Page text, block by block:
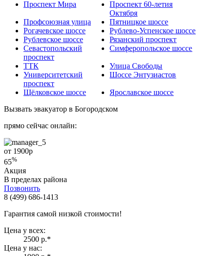
Проспект Мира
Проспект 60-летия
Октября
Профсоюзная улица
Пятницкое шоссе
Рогачевское шоссе
Рублево-Успенское шоссе
Рублевское шоссе
Рязанский проспект
Севастопольский
проспект
Симферопольское шоссе
ТТК
Улица Свободы
Университетский
проспект
Шоссе Энтузиастов
Щёлковское шоссе
Ярославское шоссе
Вызвать эвакуатор в Богородском
прямо сейчас онлайн:
от 1900р
65%
Акция
В пределах района
Позвонить
8 (499) 686-1413
Гарантия самой низкой стоимости!
Цена у всех:
2500 р.*
Цена у нас: